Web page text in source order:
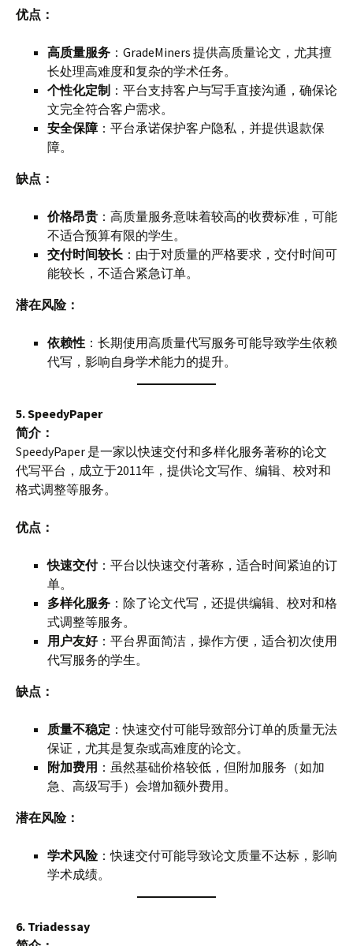
优点：
高质量服务 ：GradeMiners 提供高质量论文，尤其擅
长处理高难度和复杂的学术任务。
个性化定制 ：平台支持客户与写手直接沟通，确保论
文完全符合客户需求。
安全保障：平台承诺保护客户隐私，并提供退款保
障。
缺点：
价格昂贵 ：高质量服务意味着较高的收费标准，可能
不适合预算有限的学生。
交付时间较长 ：由于对质量的严格要求，交付时间可
能较长，不适合紧急订单。
潜在风险：
依赖性 ：长期使用高质量代写服务可能导致学生依赖
代写，影响自身学术能力的提升。
5. SpeedyPaper
简介：
SpeedyPaper 是一家以快速交付和多样化服务著称的论文
代写平台，成立于2011年，提供论文写作、编辑、校对和
格式调整等服务。
优点：
快速交付：平台以快速交付著称，适合时间紧迫的订
单。
多样化服务 ：除了论文代写，还提供编辑、校对和格
式调整等服务。
用户友好：平台界面简洁，操作方便，适合初次使用
代写服务的学生。
缺点：
质量不稳定 ：快速交付可能导致部分订单的质量无法
保证，尤其是复杂或高难度的论文。
附加费用 ：虽然基础价格较低，但附加服务（如加
急、高级写手）会增加额外费用。
潜在风险：
学术风险：快速交付可能导致论文质量不达标，影响
学术成绩。
6. Triadessay